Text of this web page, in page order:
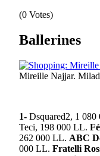
(0 Votes)
Ballerines
Mireille Najjar.
1- Dsquared2, 1
Teci, 198 000 LL.
262 000 LL. ABC
000 LL. Fratelli